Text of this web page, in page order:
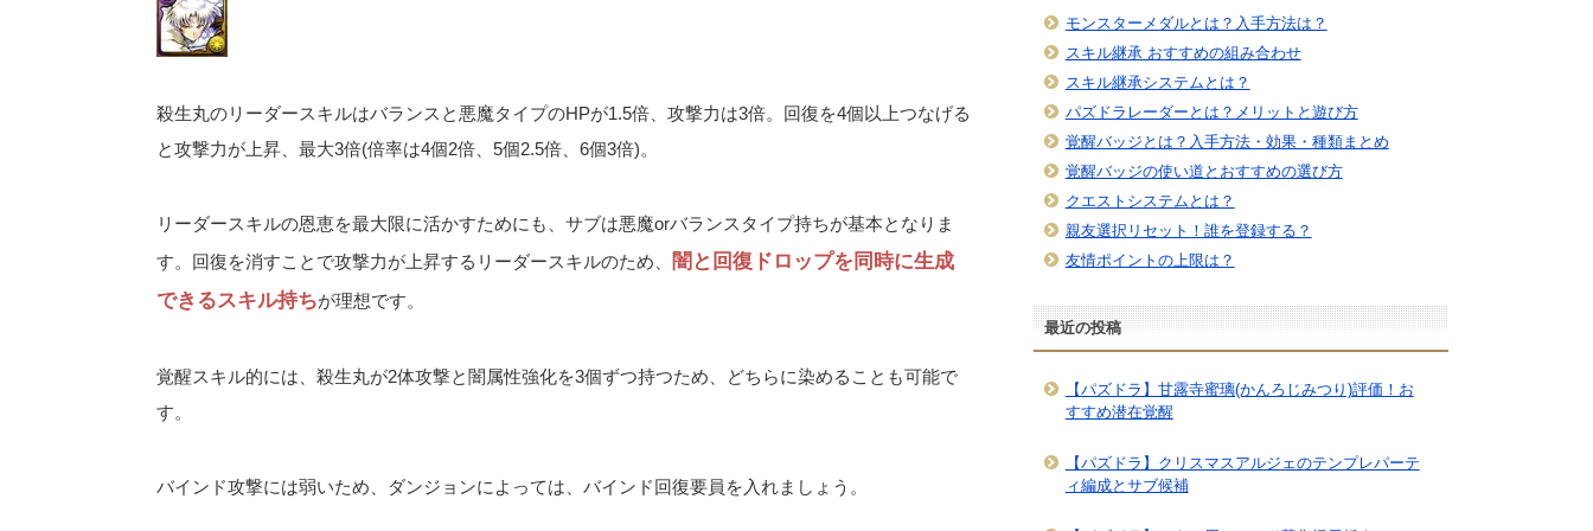
殺生丸のリーダースキルはバランスと悪魔タイプのHPが1.5倍、攻撃力は3倍。回復を4個以上つなげる
と攻撃力が上昇、最大3倍(倍率は4個2倍、5個2.5倍、6個3倍)。
リーダースキルの恩恵を最大限に活かすためにも、サブは悪魔orバランスタイプ持ちが基本となりま
す。回復を消すことで攻撃力が上昇するリーダースキルのため、
闇と回復ドロップを同時に生成
できるスキル持ちが理想です。
覚醒スキル的には、殺生丸が2体攻撃と闇属性強化を3個ずつ持つため、どちらに染めることも可能で
す。
バインド攻撃には弱いため、ダンジョンによっては、バインド回復要員を入れましょう。
モンスターメダルとは？入手方法は？
スキル継承 おすすめの組み合わせ
スキル継承システムとは？
パズドラレーダーとは？メリットと遊び方
覚醒バッジとは？入手方法・効果・種類まとめ
覚醒バッジの使い道とおすすめの選び方
クエストシステムとは？
親友選択リセット！誰を登録する？
友情ポイントの上限は？
最近の投稿
【パズドラ】甘露寺蜜璃(かんろじみつり)評価！お
すすめ潜在覚醒
【パズドラ】クリスマスアルジェのテンプレパーテ
ィ編成とサブ候補